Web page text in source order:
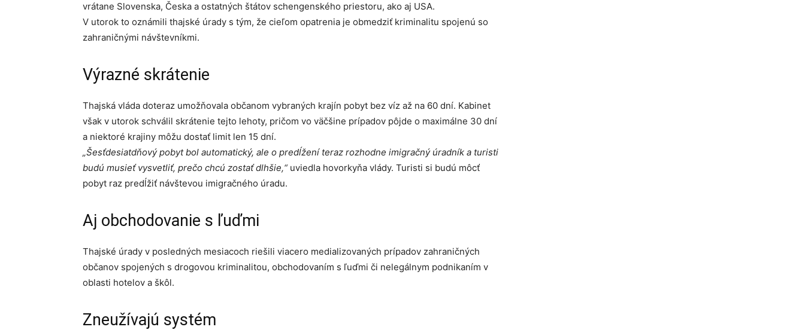
vrátane Slovenska, Česka a ostatných štátov schengenského priestoru, ako aj USA.
V utorok to oznámili thajské úrady s tým, že cieľom opatrenia je obmedziť kriminalitu spojenú so
zahraničnými návštevníkmi.
Výrazné skrátenie
Thajská vláda doteraz umožňovala občanom vybraných krajín pobyt bez víz až na 60 dní. Kabinet
však v utorok schválil skrátenie tejto lehoty, pričom vo väčšine prípadov pôjde o maximálne 30 dní
a niektoré krajiny môžu dostať limit len 15 dní.
„Šesťdesiatdňový pobyt bol automatický, ale o predĺžení teraz rozhodne imigračný úradník a turisti
budú musieť vysvetliť, prečo chcú zostať dlhšie,“uviedla hovorkyňa vlády. Turisti si budú môcť
pobyt raz predĺžiť návštevou imigračného úradu.
Aj obchodovanie s ľuďmi
Thajské úrady v posledných mesiacoch riešili viacero medializovaných prípadov zahraničných
občanov spojených s drogovou kriminalitou, obchodovaním s ľuďmi či nelegálnym podnikaním v
oblasti hotelov a škôl.
Zneužívajú systém